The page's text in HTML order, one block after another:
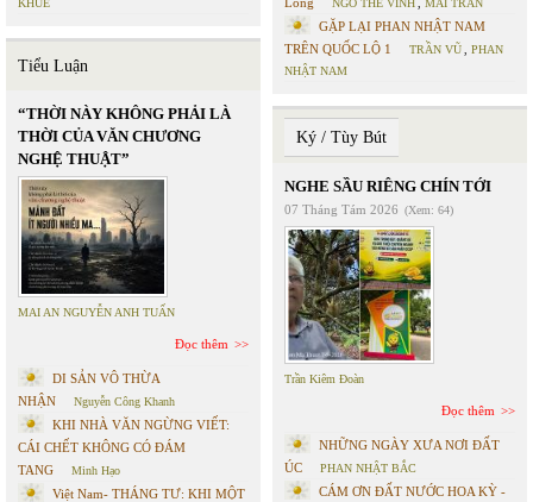
KHUÊ
Tiểu Luận
“THỜI NÀY KHÔNG PHẢI LÀ
THỜI CỦA VĂN CHƯƠNG
NGHỆ THUẬT”
MAI AN NGUYỄN ANH TUẤN
Đọc thêm
DI SẢN VÔ THỪA
NHẬN
Nguyễn Công Khanh
KHI NHÀ VĂN NGỪNG VIẾT:
CÁI CHẾT KHÔNG CÓ ĐÁM
TANG
Minh Hạo
Việt Nam- THÁNG TƯ: KHI MỘT
NGÔ THẾ VINH MAI TRẦN
GẶP LẠI PHAN NHẬT NAM
TRÊN QUỐC LỘ 1
TRẦN VŨ
PHAN
NHẬT NAM
Ký / Tùy Bút
NGHE SẦU RIÊNG CHÍN TỚI
07 Tháng Tám 2026 (Xem: 64)
Trần Kiêm Đoàn
Đọc thêm
NHỮNG NGÀY XƯA NƠI ĐẤT
ÚC
PHAN NHẬT BẮC
CÁM ƠN ĐẤT NƯỚC HOA KỲ -